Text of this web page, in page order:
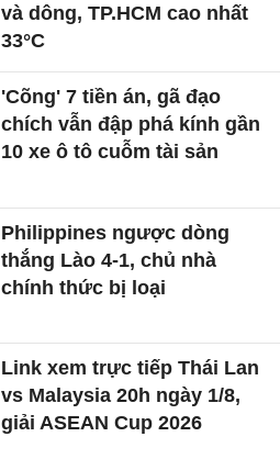
và dông, TP.HCM cao nhất
33°C
'Cõng' 7 tiền án, gã đạo
chích vẫn đập phá kính gần
10 xe ô tô cuỗm tài sản
Philippines ngược dòng
thắng Lào 4-1, chủ nhà
chính thức bị loại
Link xem trực tiếp Thái Lan
vs Malaysia 20h ngày 1/8,
giải ASEAN Cup 2026